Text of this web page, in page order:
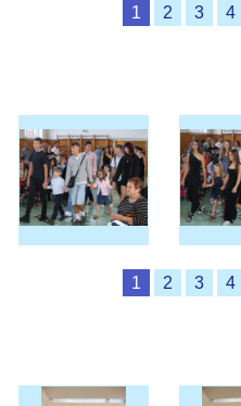
1 2 3 4
1 2 3 4